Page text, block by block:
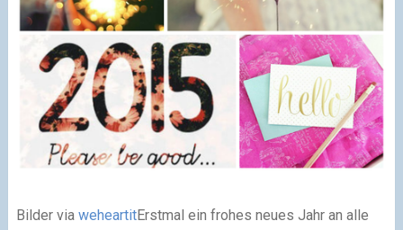
Bilder via weheartitErstmal ein frohes neues Jahr an alle